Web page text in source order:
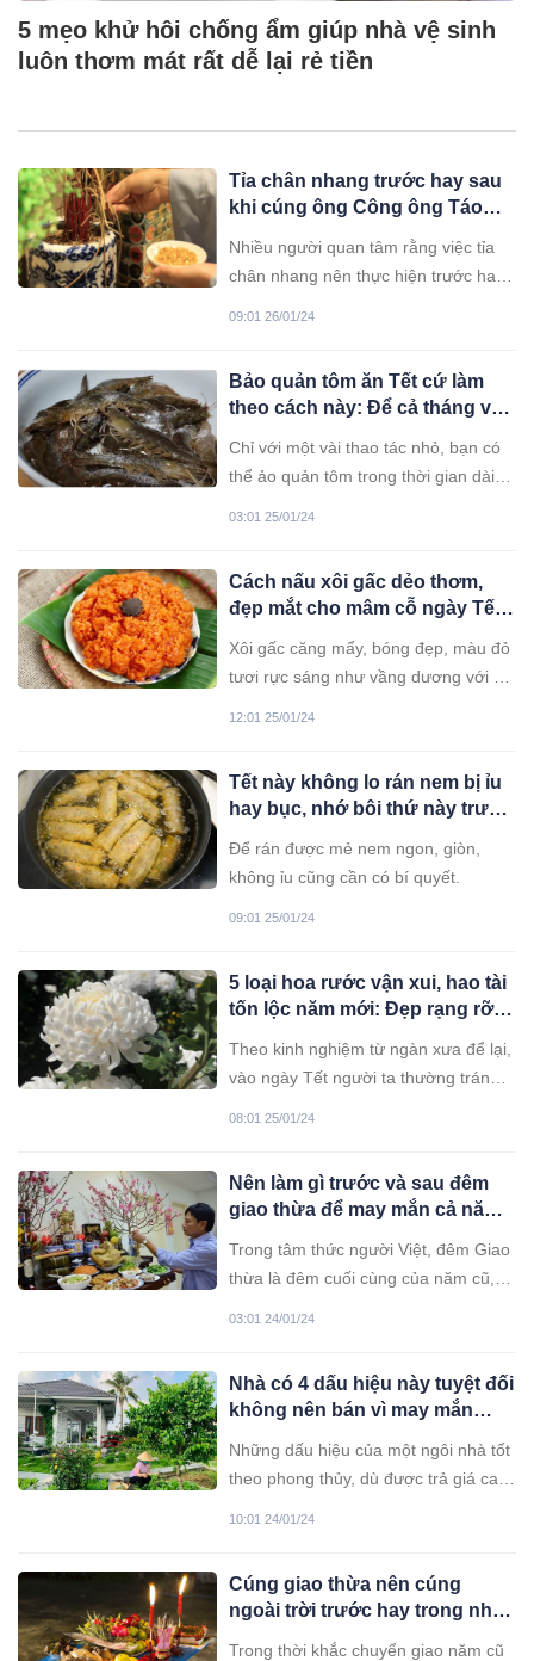
5 mẹo khử hôi chống ẩm giúp nhà vệ sinh
luôn thơm mát rất dễ lại rẻ tiền
Tỉa chân nhang trước hay sau
khi cúng ông Công ông Táo
Nhiều người quan tâm rằng việc tỉa
chân nhang nên thực hiện trước hay
09:01 26/01/24
Bảo quản tôm ăn Tết cứ làm
theo cách này: Để cả tháng vẫn
không bở thịt
Chỉ với một vài thao tác nhỏ, bạn có
thể ảo quản tôm trong thời gian dài
03:01 25/01/24
Cách nấu xôi gấc dẻo thơm,
đẹp mắt cho mâm cỗ ngày Tết,
Xôi gấc căng mẩy, bóng đẹp, màu đỏ
tươi rực sáng như vầng dương với ý
12:01 25/01/24
Tết này không lo rán nem bị ỉu
hay bục, nhớ bôi thứ này trước
ruộm giòn ngon thơm nức
Để rán được mẻ nem ngon, giòn,
không ỉu cũng cần có bí quyết.
09:01 25/01/24
5 loại hoa rước vận xui, hao tài
tốn lộc năm mới: Đẹp rạng rỡ
ngày Tết
Theo kinh nghiệm từ ngàn xưa để lại,
vào ngày Tết người ta thường tránh
08:01 25/01/24
Nên làm gì trước và sau đêm
giao thừa để may mắn cả năm
Trong tâm thức người Việt, đêm Giao
thừa là đêm cuối cùng của năm cũ, là
03:01 24/01/24
Nhà có 4 dấu hiệu này tuyệt đối
không nên bán vì may mắn
thành đạt giỏi giang
Những dấu hiệu của một ngôi nhà tốt
theo phong thủy, dù được trả giá cao
tượng cho tính ổn định, bền bỉ, là nơi
nâng đỡ vạn vật. Một miếng đất
vuông
10:01 24/01/24
Cúng giao thừa nên cúng
ngoài trời trước hay trong nhà
Trong thời khắc chuyển giao năm cũ